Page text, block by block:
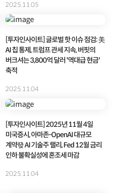
2025.11.05
[투자인사이트] 글로벌 핫 이슈 점검: 美
AI 칩 통제, 트럼프 관세 지속, 버핏의
버크셔는 3,800억 달러 '역대급 현금'
축적
2025.11.04
[투자인사이트] 2025년 11월 4일
미국증시, 아마존-OpenAI 대규모
계약發 AI 기술주 랠리, Fed 12월 금리
인하 불확실성에 혼조세 마감
2025.11.04